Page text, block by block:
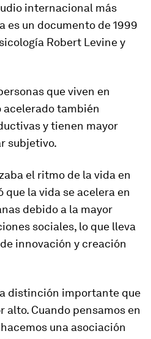
internacional más
es un documento de 1999
Robert Levine y
que viven en
también
y tienen mayor
subjetivo.
el ritmo de la vida en
la vida se acelera en
debido a la mayor
sociales, lo que lleva
innovación y creación
distinción importante que
alto. Cuando pensamos en
una asociación